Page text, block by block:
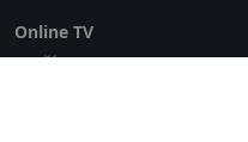
Online TV
Lepší.TV